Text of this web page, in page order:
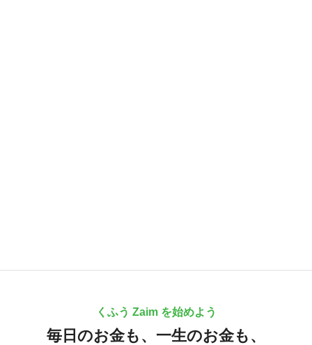
くふう Zaim を始めよう
毎日のお金も、 一生のお金も、